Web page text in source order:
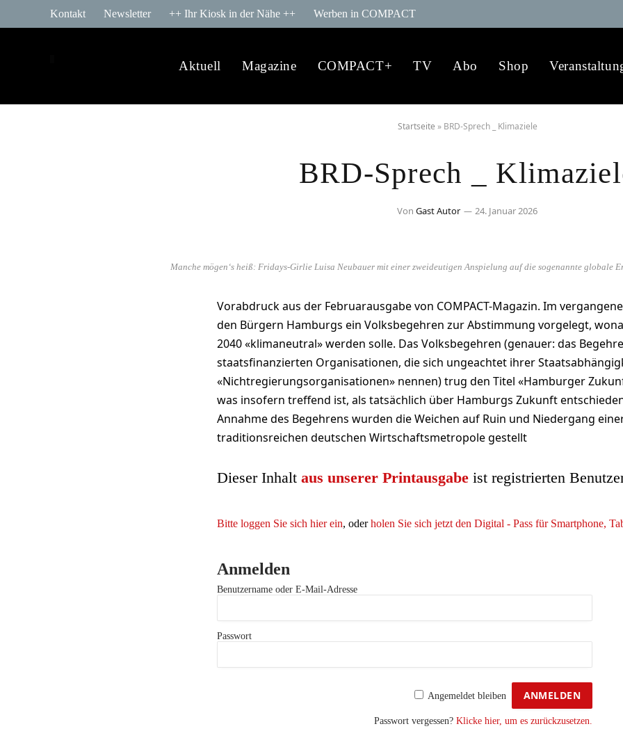
Kontakt Newsletter ++ Ihr Kiosk in der Nähe ++ Werben in COMPACT
Aktuell Magazine COMPACT+ TV Abo Shop
Startseite » BRD-Sprech _ Klimaziele
BRD-Sprech _
Von Gast Autor 24. Januar 2026
Manche mögen‘s heiß: Fridays-Girlie Luisa Neubauer mit einer zweideutigen Anspielung auf die sogenannte globale
Vorabdruck aus der Februarausgabe von COMPACT-Magazin. Im
den Bürgern Hamburgs ein Volksbegehren zur Abstimmung vorgelegt,
2040 «klimaneutral» werden solle. Das Volksbegehren (genauer: das
staatsfinanzierten Organisationen, die sich ungeachtet ihrer
«Nichtregierungsorganisationen» nennen) trug den Titel «Hamburger
was insofern treffend ist, als tatsächlich über Hamburgs Zukunft
Annahme des Begehrens wurden die Weichen auf Ruin und Niedergang
traditionsreichen deutschen Wirtschaftsmetropole gestellt
Dieser Inhalt aus unserer Printausgabe ist registrierten
Bitte loggen Sie sich hier ein, oderholen Sie sich jetzt den Digital - Pass für Smartphone,
Anmelden
Benutzername oder E-Mail-Adresse
Passwort
Angemeldet bleiben
Passwort vergessen? Klicke hier, um es zurückzusetzen.